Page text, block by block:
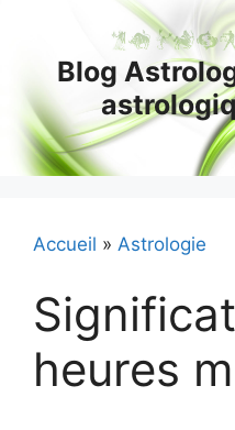
contenuBlog
Accueil » Astrologie
heures